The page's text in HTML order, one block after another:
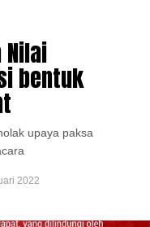
bentuk
upaya paksa
2022